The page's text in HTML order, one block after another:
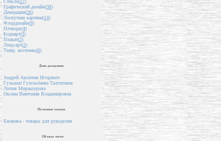
Стекло(57)
Графический дизайн(38)
Декорации(26)
Лоскутная картина(14)
Флордизайн(9)
Пэчворк(4)
Бодиарт(3)
Плакат(2)
Ленд-арт(2)
Театр. костюмы(0)
День рождения
Андрей Аксютин Игоревич
Гульшат Гузельбаева Талгатовна
Лилия Мирашурова
Оксана Винтонив Владимировна
Полезные ссылки
Ежевика - товары для рукоделия
Облако тегов